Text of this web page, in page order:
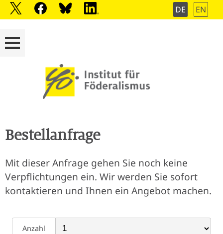
DE EN
Bestellanfrage
Mit dieser Anfrage gehen Sie noch keine
Verpflichtungen ein. Wir werden Sie sofort
kontaktieren und Ihnen ein Angebot machen.
Anzahl